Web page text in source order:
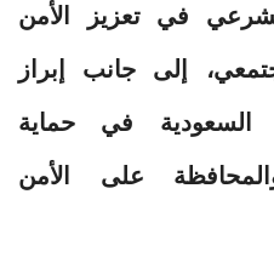
في تعزيز الأمن
إلى جانب إبراز
السعودية في حماية
على الأمن